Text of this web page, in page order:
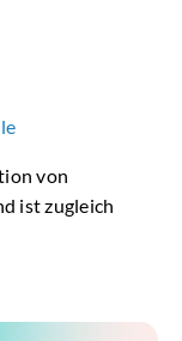
von
ist zugleich